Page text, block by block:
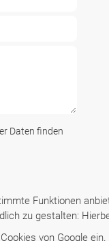
Funktionen
zu gestalten:
von Google
Daten finden